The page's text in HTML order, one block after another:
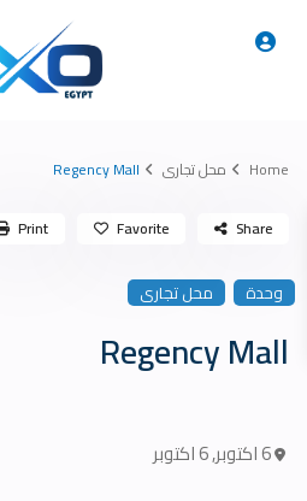
Home محل تجارى Regency Mall
وحدة محل تجارى
Regency Mall
6 اكتوبر ,6 اكتوبر
Share
Favorite
Print